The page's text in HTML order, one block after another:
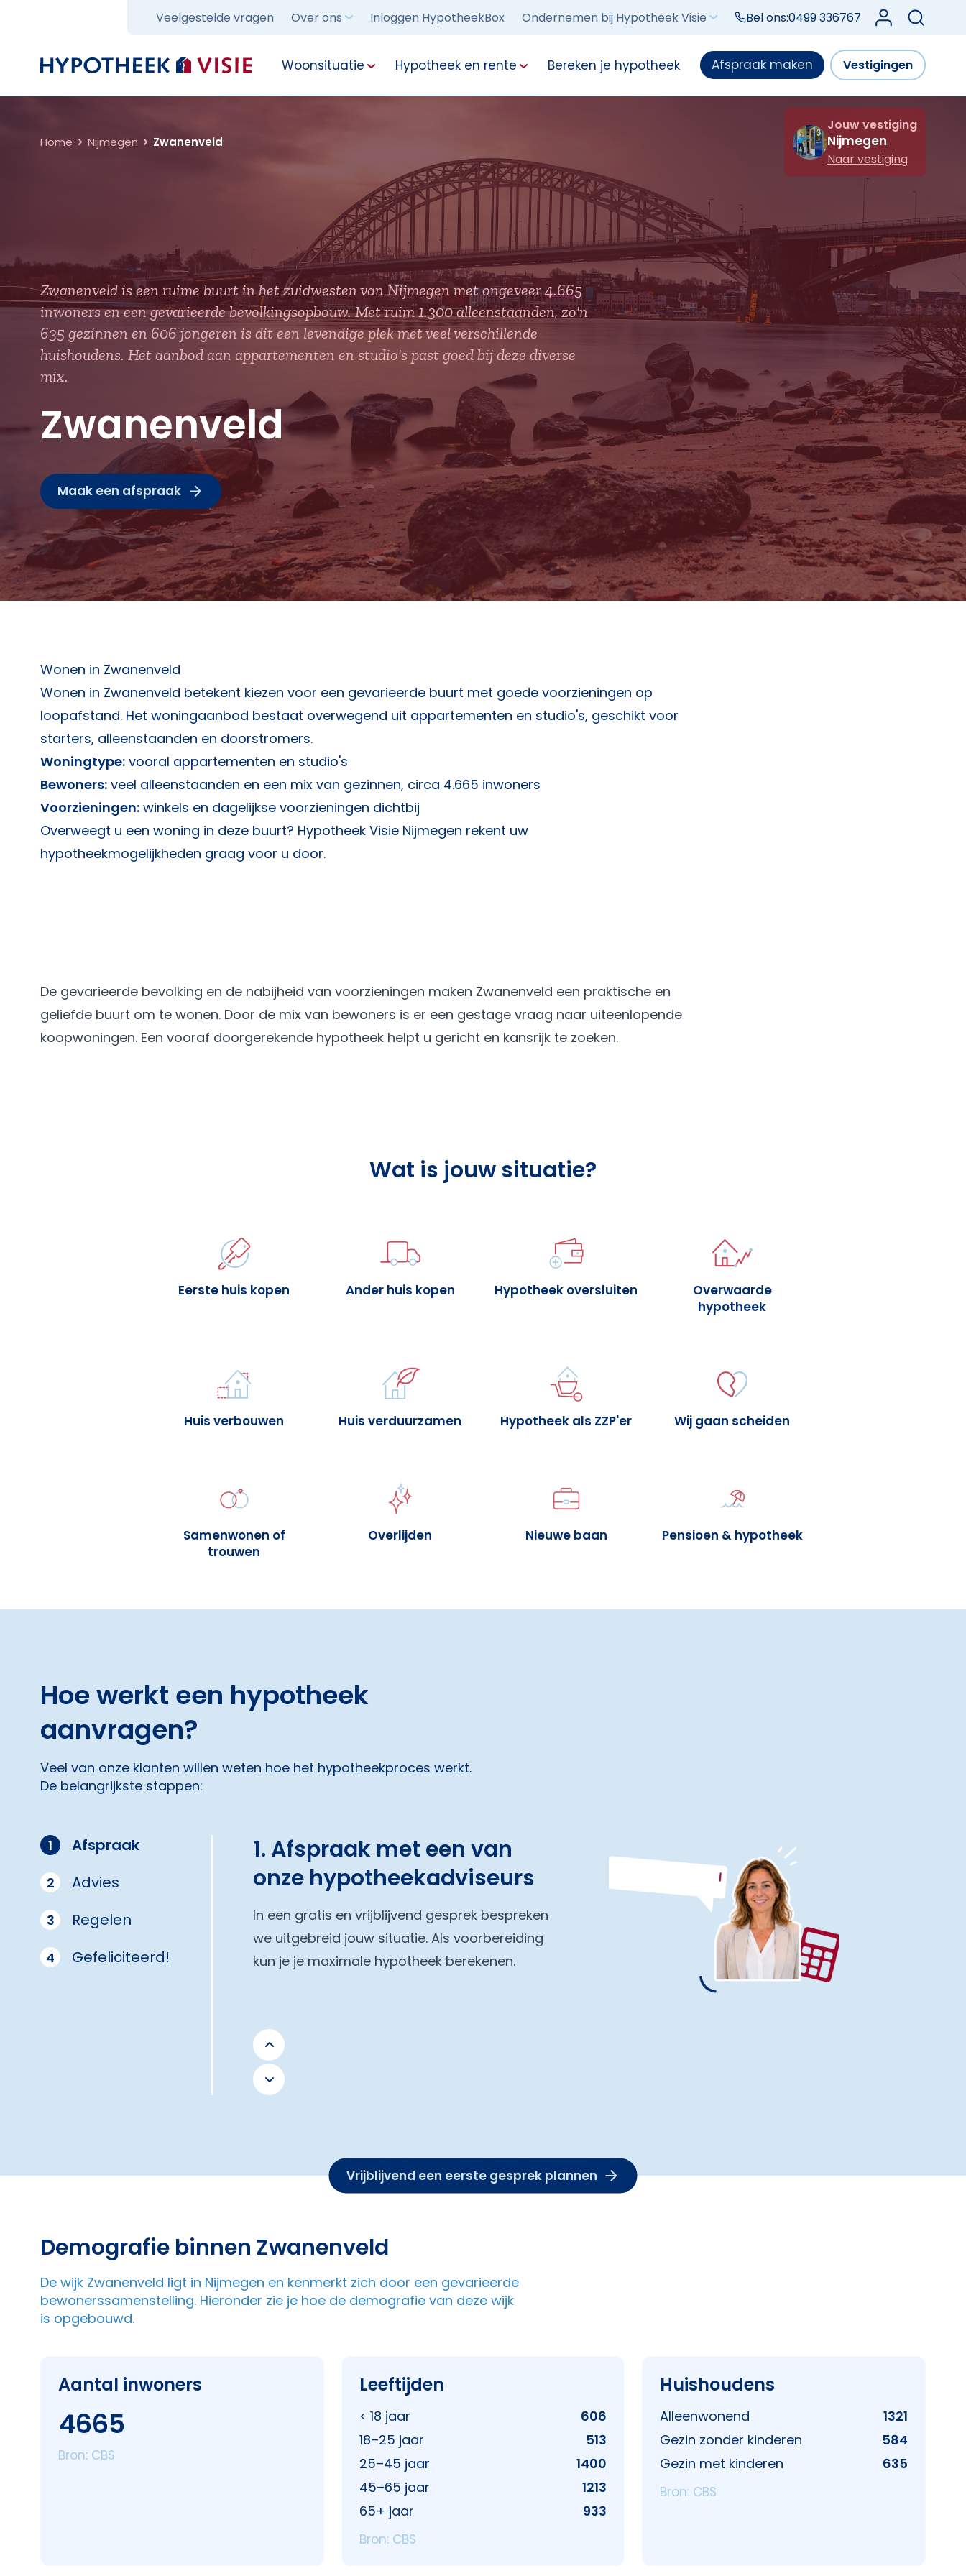
Veelgestelde vragen Over ons Inloggen HypotheekBox Ondernemen bij Hypotheek Visie Bel ons:0499 336767 Log in bij Mijn
Terug naar home Woonsituatie Hypotheek en rente Bereken je hypotheek Afspraak maken Vestigingen
Home Nijmegen Zwanenveld
Jouw vestiging
Nijmegen
Naar vestiging
Zwanenveld is een ruime buurt in het zuidwesten van Nijmegen met ongeveer 4.665
inwoners en een gevarieerde bevolkingsopbouw. Met ruim 1.300 alleenstaanden, zo'n
635 gezinnen en 606 jongeren is dit een levendige plek met veel verschillende
huishoudens. Het aanbod aan appartementen en studio's past goed bij deze diverse
mix.
Zwanenveld
Maak een afspraak
Wonen in Zwanenveld
Wonen in Zwanenveld betekent kiezen voor een gevarieerde buurt met goede voorzieningen op
loopafstand. Het woningaanbod bestaat overwegend uit appartementen en studio's, geschikt voor
starters, alleenstaanden en doorstromers.
Woningtype: vooral appartementen en studio's
Bewoners: veel alleenstaanden en een mix van gezinnen, circa 4.665 inwoners
Voorzieningen: winkels en dagelijkse voorzieningen dichtbij
Overweegt u een woning in deze buurt? Hypotheek Visie Nijmegen rekent uw
hypotheekmogelijkheden graag voor u door.
De gevarieerde bevolking en de nabijheid van voorzieningen maken Zwanenveld een praktische en
geliefde buurt om te wonen. Door de mix van bewoners is er een gestage vraag naar uiteenlopende
koopwoningen. Een vooraf doorgerekende hypotheek helpt u gericht en kansrijk te zoeken.
Wat is jouw situatie?
Eerste huis kopen Ander huis kopen Hypotheek oversluiten
Overwaarde
hypotheek
Huis verbouwen Huis verduurzamen Hypotheek als ZZP'er Wij gaan scheiden
Samenwonen of
trouwen
Overlijden Nieuwe baan Pensioen & hypotheek
Hoe werkt een hypotheek
aanvragen?
Veel van onze klanten willen weten hoe het hypotheekproces werkt.
De belangrijkste stappen:
1 Afspraak
2 Advies
3 Regelen
4 Gefeliciteerd!
1. Afspraak met een van
onze hypotheekadviseurs
In een gratis en vrijblijvend gesprek bespreken
we uitgebreid jouw situatie. Als voorbereiding
kun je je maximale hypotheek berekenen.
Vrijblijvend een eerste gesprek plannen
Demografie binnen Zwanenveld
De wijk Zwanenveld ligt in Nijmegen en kenmerkt zich door een gevarieerde
bewonerssamenstelling. Hieronder zie je hoe de demografie van deze wijk
is opgebouwd.
Aantal inwoners
4665
Bron: CBS
Leeftijden
< 18 jaar
606
18–25 jaar
513
25–45 jaar
1400
45–65 jaar
1213
65+ jaar
933
Bron: CBS
Huishoudens
Alleenwonend
1321
Gezin zonder kinderen
584
Gezin met kinderen
635
Bron: CBS